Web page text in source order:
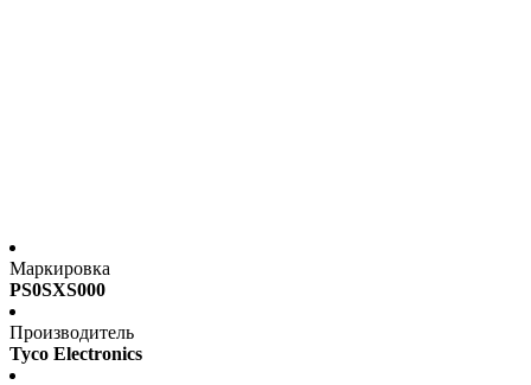
Маркировка
PS0SXS000
Производитель
Tyco Electronics